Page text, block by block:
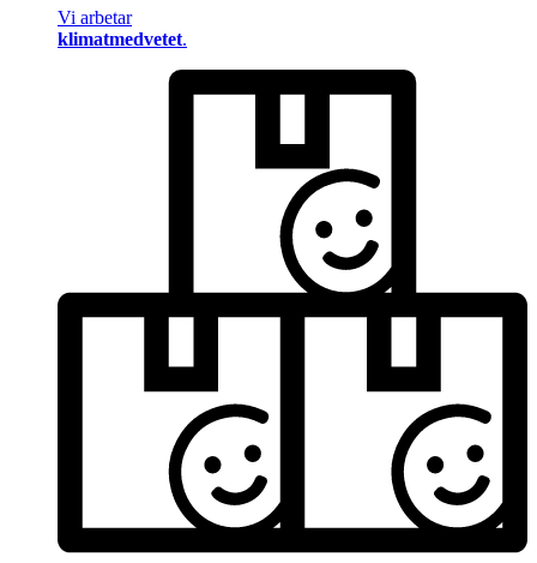
Vi arbetar
klimatmedvetet.